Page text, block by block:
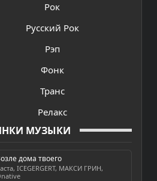
Рок
Русский Рок
Рэп
Фонк
Транс
Релакс
МУЗЫКИ
дома твоего
ICEGERGERT, МАКСИ ГРИН,